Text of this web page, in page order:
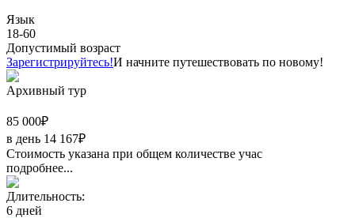
Язык
18-60
Допустимый возраст
Зарегистрируйтесь!И начните путешествовать по новому!
Архивный тур
85 000₽
в день 14 167₽
Стоимость указана при общем количестве учас
подробнее...
Длительность:
6 дней